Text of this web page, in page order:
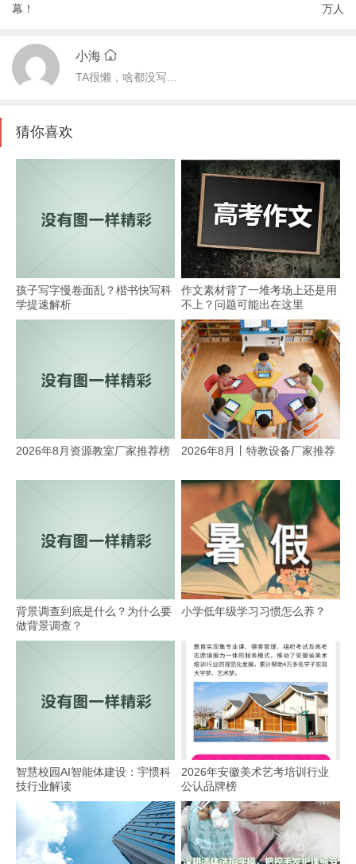
幕！
万人
小海
TA很懒，啥都没写...
猜你喜欢
孩子写字慢卷面乱？楷书快写科
学提速解析
作文素材背了一堆考场上还是用
不上？问题可能出在这里
2026年8月资源教室厂家推荐榜 2026年8月丨特教设备厂家推荐
背景调查到底是什么？为什么要
做背景调查？
小学低年级学习习惯怎么养？
智慧校园AI智能体建设：宇惯科
技行业解读
2026年安徽美术艺考培训行业
公认品牌榜